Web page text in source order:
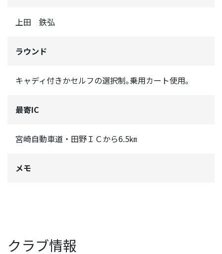
上田 鉄弘
ラウンド
キャディ付きかセルフの選択制｡乗用カート使用｡
最寄IC
宮崎自動車道・田野ＩＣから6.5㎞
メモ
クラブ情報